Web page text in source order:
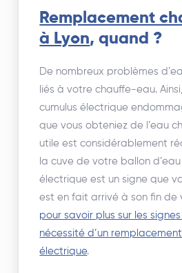
Remplacement
à Lyon, quand ?
De nombreux problèmes
liés à votre chauffe-eau.
cumulus électrique
que vous obteniez de l’eau
utile est considérablement
la cuve de votre ballon
électrique est un signe que
est en fait arrivé à son fin de
pour savoir plus sur les
nécessité d’un
électrique.